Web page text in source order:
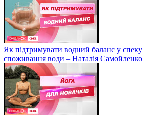
Як підтримувати водний баланс у спеку
споживання води – Наталія Самойленко